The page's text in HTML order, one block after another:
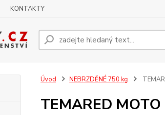
KONTAKTY
Úvod NEBRZDĚNÉ 750 kg
TEMARED